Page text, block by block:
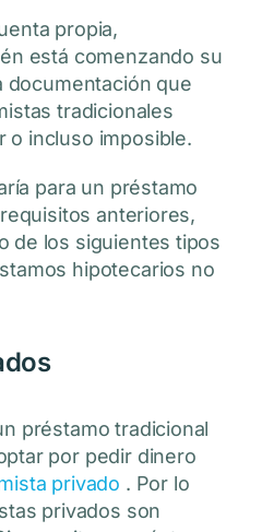
propia,
está comenzando su
documentación que
tradicionales
o incluso imposible.
para un préstamo
anteriores,
de los siguientes tipos
hipotecarios no
préstamo tradicional
por pedir dinero
privado . Por lo
privados son